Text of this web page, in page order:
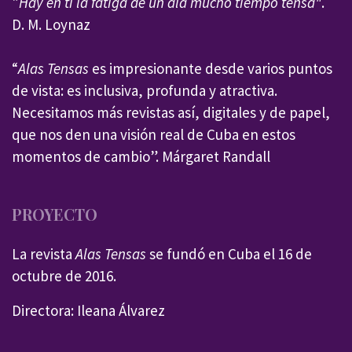
D. M. Loynaz
“Alas Tensas es impresionante desde varios puntos
de vista: es inclusiva, profunda y atractiva.
Necesitamos más revistas así, digitales y de papel,
que nos den una visión real de Cuba en estos
momentos de cambio”. Márgaret Randall
PROYECTO
La revistaAlas Tensas se fundó en Cuba el 16 de
octubre de 2016.
Directora: Ileana Álvarez